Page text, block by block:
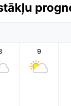
9